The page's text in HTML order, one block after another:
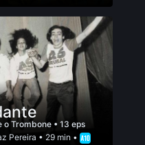
o Trombone • 13 eps
Pereira • 29 min •